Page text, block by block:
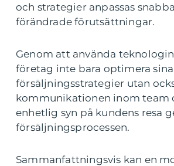
och strategier anpassas
förändrade förutsättningar.
Genom att använda
företag inte bara optimera sina
försäljningsstrategier utan
kommunikationen inom team
enhetlig syn på kundens resa
försäljningsprocessen.
Sammanfattningsvis kan en